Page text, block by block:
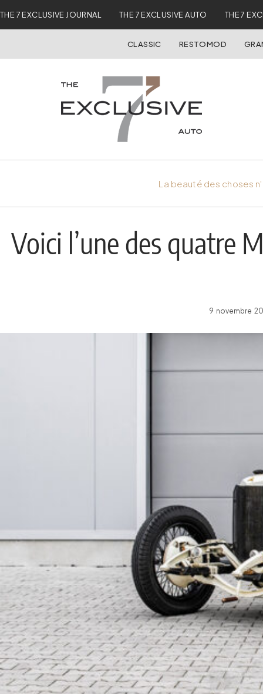
THE 7 EXCLUSIVE JOURNAL THE 7 EXCLUSIVE AUTO THE 7
CLASSIC RESTOMOD
La beauté des choses
Voici l’une des quatre
9 novembre